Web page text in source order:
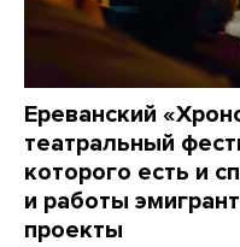
Ереванский
театральный
которого есть и
и работы
проекты